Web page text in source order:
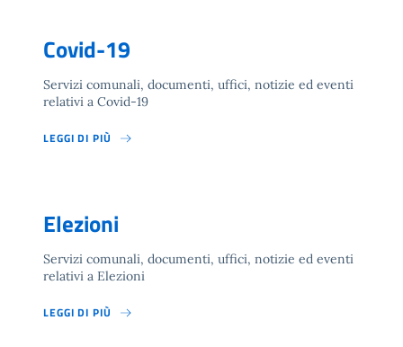
Covid-19
Servizi comunali, documenti, uffici, notizie ed eventi
relativi a Covid-19
LEGGI DI PIÙ
Elezioni
Servizi comunali, documenti, uffici, notizie ed eventi
relativi a Elezioni
LEGGI DI PIÙ